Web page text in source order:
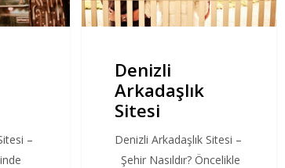
–
Denizli
Arkadaşlık
Sitesi
Denizli Arkadaşlık Sitesi –
Şehir Nasıldır? Öncelikle